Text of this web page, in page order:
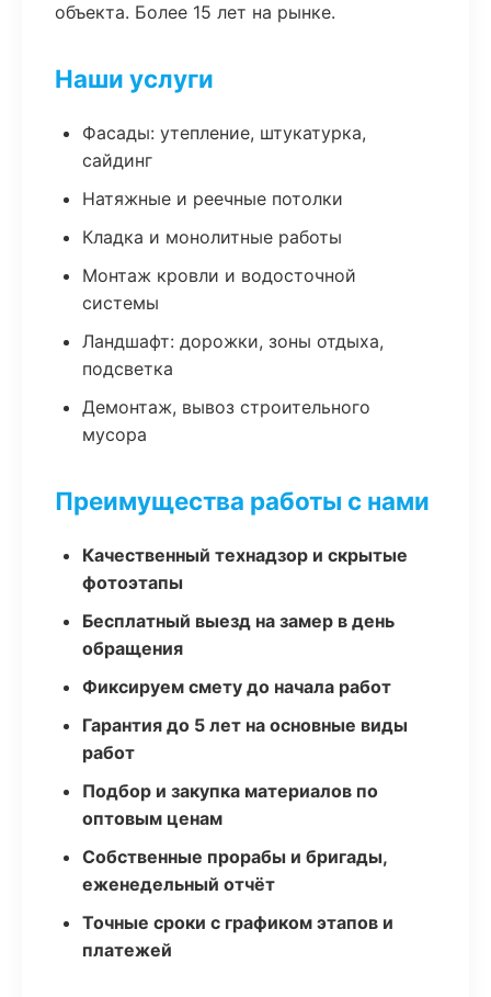
объекта. Более 15 лет на рынке.
Наши услуги
Фасады: утепление, штукатурка,
сайдинг
Натяжные и реечные потолки
Кладка и монолитные работы
Монтаж кровли и водосточной
системы
Ландшафт: дорожки, зоны отдыха,
подсветка
Демонтаж, вывоз строительного
мусора
Преимущества работы с нами
Качественный технадзор и скрытые
фотоэтапы
Бесплатный выезд на замер в день
обращения
Фиксируем смету до начала работ
Гарантия до 5 лет на основные виды
работ
Подбор и закупка материалов по
оптовым ценам
Собственные прорабы и бригады,
еженедельный отчёт
Точные сроки с графиком этапов и
платежей